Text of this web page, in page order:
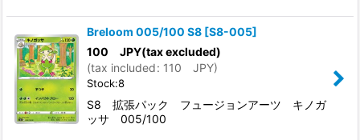
Breloom 005/100 S8 [S8-005]
100 JPY(tax excluded)
(tax included: 110 JPY)
Stock:8
S8 拡張パック フュージョンアーツ キノガ
ッサ 005/100